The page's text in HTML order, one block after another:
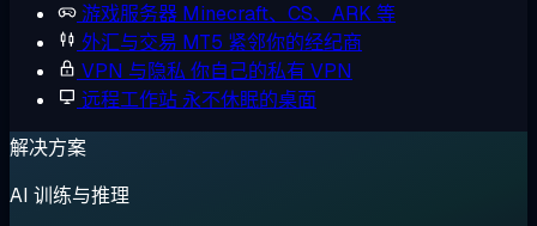
游戏服务器 Minecraft、CS、ARK 等
外汇与交易 MT5 紧邻你的经纪商
VPN 与隐私 你自己的私有 VPN
远程工作站 永不休眠的桌面
解决方案
AI 训练与推理